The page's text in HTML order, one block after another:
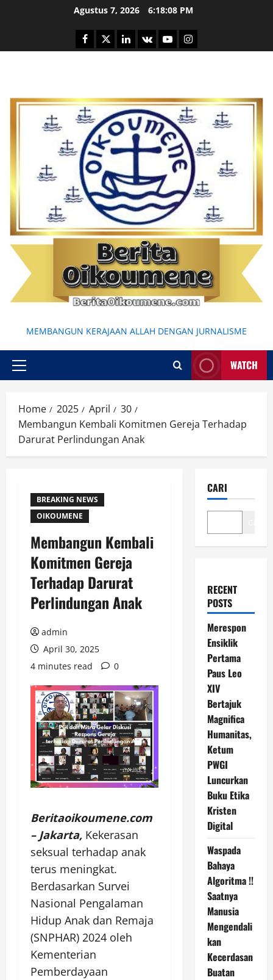
Agustus 7, 2026 6:18:09 PM
Facebook
TwitterLinkedin
VK YoutubeInstagram
MEMBANGUN KERAJAAN ALLAH DENGAN JURNALISME
Primary
WATCH
Home 2025 April
30
Membangun Kembali Komitmen Gereja Terhadap
Darurat Perlindungan Anak
BREAKING NEWS
OIKOUMENE
Membangun Kembali
Komitmen Gereja
Terhadap Darurat
Perlindungan Anak
admin
April 30, 2025
4 minutes read
0
Beritaoikoumene.com
– Jakarta, Kekerasan
seksual terhadap anak
terus meningkat.
Berdasarkan Survei
Nasional Pengalaman
Hidup Anak dan Remaja
(SNPHAR) 2024 oleh
Kementerian
Pemberdayaan
CARI
RECENT
POSTS
Merespon
Ensiklik
Pertama
Paus Leo
XIV
Bertajuk
Magnifica
Humanitas,
Ketum
PWGI
Luncurkan
Buku Etika
Kristen
Digital
Waspada
Bahaya
Algoritma !!
Saatnya
Manusia
Mengendali
kan
Kecerdasan
Buatan